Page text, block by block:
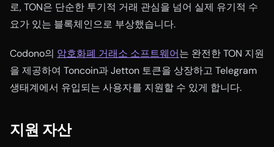
로, TON은 단순한 투기적 거래 관심을 넘어 실제 유기적 수
요가 있는 블록체인으로 부상했습니다.
Codono의 암호화폐 거래소 소프트웨어는 완전한 TON 지원
을 제공하여 Toncoin과 Jetton 토큰을 상장하고 Telegram
생태계에서 유입되는 사용자를 지원할 수 있게 합니다.
지원 자산